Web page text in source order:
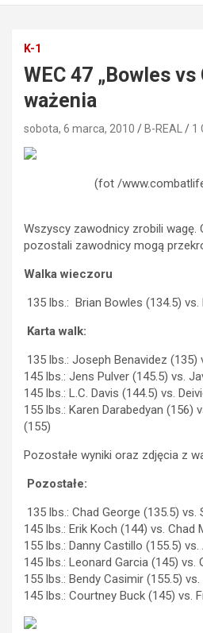
K-1
WEC 47 „Bowles
ważenia
sobota, 6 marca, 2010 B-REAL 1
(fot /
Wszyscy zawodnicy zrobili wagę.
pozostali zawodnicy mogą
Walka wieczoru
135 lbs.: Brian Bowles (134.5)
Karta walk:
135 lbs.: Joseph Benavidez (135)
145 lbs.: Jens Pulver (145.5) vs.
145 lbs.: L.C. Davis (144.5) vs.
155 lbs.: Karen Darabedyan (156)
(155)
Pozostałe wyniki oraz zdjęcia z
Pozostałe:
135 lbs.: Chad George (135.5)
145 lbs.: Erik Koch (144) vs. Chad
155 lbs.: Danny Castillo (155.5)
145 lbs.: Leonard Garcia (145) vs.
155 lbs.: Bendy Casimir (155.5)
145 lbs.: Courtney Buck (145) vs.